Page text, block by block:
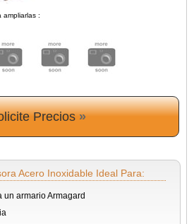
ampliarlas :
Precios»
Acero Inoxidable Ideal Para:
un armario Armagard